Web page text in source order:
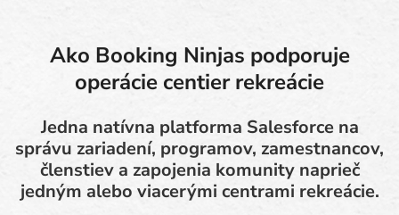
Ako Booking Ninjas podporuje
operácie centier rekreácie
Jedna natívna platforma Salesforce na
správu zariadení, programov, zamestnancov,
členstiev a zapojenia komunity naprieč
jedným alebo viacerými centrami rekreácie.